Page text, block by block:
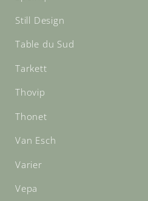
Still Design
Table du Sud
Tarkett
Thovip
Thonet
Van Esch
Varier
Vepa